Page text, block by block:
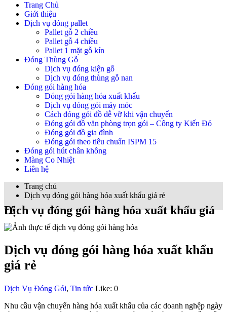
Trang Chủ
Giới thiệu
Dịch vụ đóng pallet
Pallet gỗ 2 chiều
Pallet gỗ 4 chiều
Pallet 1 mặt gỗ kín
Đóng Thùng Gỗ
Dịch vụ đóng kiện gỗ
Dịch vụ đóng thùng gỗ nan
Đóng gói hàng hóa
Đóng gói hàng hóa xuất khẩu
Dịch vụ đóng gói máy móc
Cách đóng gói đồ dễ vỡ khi vận chuyển
Đóng gói đồ văn phòng trọn gói – Công ty Kiến Đỏ
Đóng gói đồ gia đình
Đóng gói theo tiêu chuẩn ISPM 15
Đóng gói hút chân không
Màng Co Nhiệt
Liên hệ
Trang chủ
Dịch vụ đóng gói hàng hóa xuất khẩu giá rẻ
Dịch vụ đóng gói hàng hóa xuất khẩu giá rẻ
Dịch vụ đóng gói hàng hóa xuất khẩu
giá rẻ
Dịch Vụ Đóng Gói, Tin tức Like: 0
Nhu cầu vận chuyển hàng hóa xuất khẩu của các doanh nghệp ngày